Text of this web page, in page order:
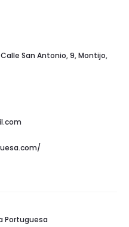
San Antonio, 9, Montijo,
Portuguesa